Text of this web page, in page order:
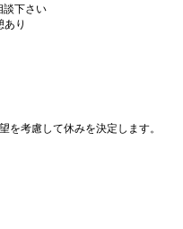
談下さい
り
考慮して休みを決定します。